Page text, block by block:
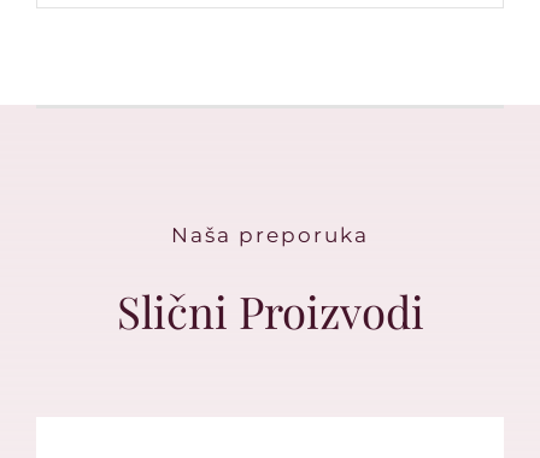
Naša preporuka
Slični Proizvodi